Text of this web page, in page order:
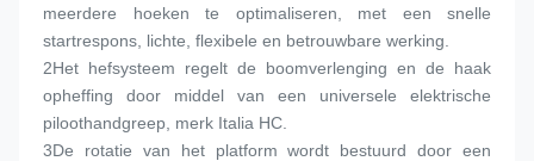
meerdere hoeken te optimaliseren, met een snelle
startrespons, lichte, flexibele en betrouwbare werking.
2Het hefsysteem regelt de boomverlenging en de haak
opheffing door middel van een universele elektrische
piloothandgreep, merk Italia HC.
3De rotatie van het platform wordt bestuurd door een